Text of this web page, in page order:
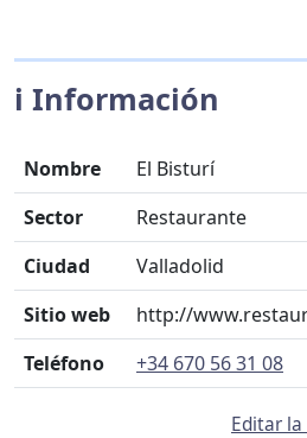
ℹ️ Información
Nombre
El Bisturí
Sector
Restaurante
Ciudad
Valladolid
Sitio web
http://
Teléfono
+34 670 56 31 08
Editar